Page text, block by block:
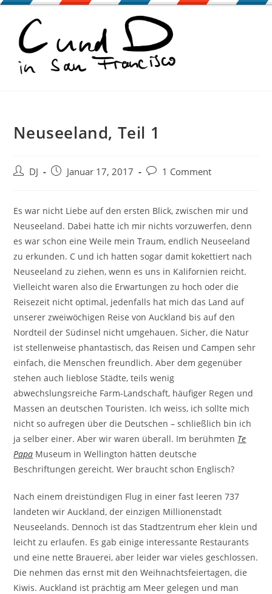
Zum
springen
Neuseeland, Teil 1
Beitrags-
DJ
BeitragJanuar 17, 2017
Beitrags-
1 Comment
Es war nicht Liebe auf den ersten Blick, zwischen mir und
Neuseeland. Dabei hatte ich mir nichts vorzuwerfen, denn
es war schon eine Weile mein Traum, endlich Neuseeland
zu erkunden. C und ich hatten sogar damit kokettiert nach
Neuseeland zu ziehen, wenn es uns in Kalifornien reicht.
Vielleicht waren also die Erwartungen zu hoch oder die
Reisezeit nicht optimal, jedenfalls hat mich das Land auf
unserer zweiwöchigen Reise von Auckland bis auf den
Nordteil der Südinsel nicht umgehauen. Sicher, die Natur
ist stellenweise phantastisch, das Reisen und Campen sehr
einfach, die Menschen freundlich. Aber dem gegenüber
stehen auch lieblose Städte, teils wenig
abwechslungsreiche Farm-Landschaft, häufiger Regen und
Massen an deutschen Touristen. Ich weiss, ich sollte mich
nicht so aufregen über die Deutschen – schließlich bin ich
ja selber einer. Aber wir waren überall. Im berühmten Te
Papa Museum in Wellington hätten deutsche
Beschriftungen gereicht. Wer braucht schon Englisch?
Nach einem dreistündigen Flug in einer fast leeren 737
landeten wir Auckland, der einzigen Millionenstadt
Neuseelands. Dennoch ist das Stadtzentrum eher klein und
leicht zu erlaufen. Es gab einige interessante Restaurants
und eine nette Brauerei, aber leider war vieles geschlossen.
Die nehmen das ernst mit den Weihnachtsfeiertagen, die
Kiwis. Auckland ist prächtig am Meer gelegen und man